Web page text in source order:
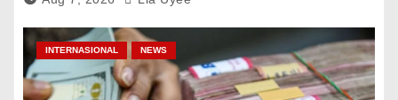
INTERNASIONAL NEWS